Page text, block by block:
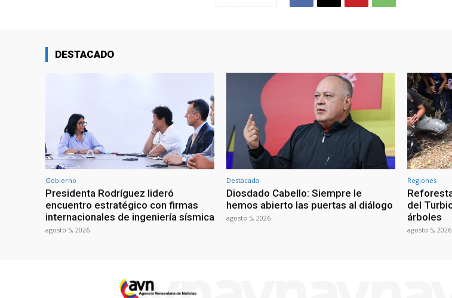
DESTACADO
Gobierno
Presidenta Rodríguez lideró
encuentro estratégico con firmas
internacionales de ingeniería sísmica
agosto 5, 2026
Destacada
Diosdado Cabello: Siempre le
hemos abierto las puertas al diálogo
agosto 5, 2026
Regiones
del
árboles
agosto 5, 2026